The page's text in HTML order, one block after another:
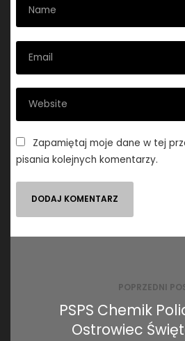
Zapamiętaj moje dane w tej
pisania kolejnych komentarzy.
POPRZEDNI
PSPS Chemik
Ostrowiec